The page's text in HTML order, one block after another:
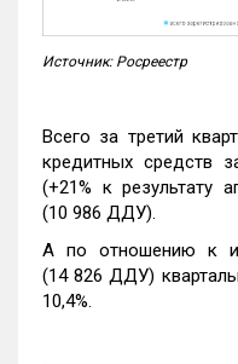
Источник: Росреестр
Всего за третий
кредитных средств
(+21% к результату
(10 986 ДДУ).
А по отношению к
(14 826 ДДУ)
10,4%.